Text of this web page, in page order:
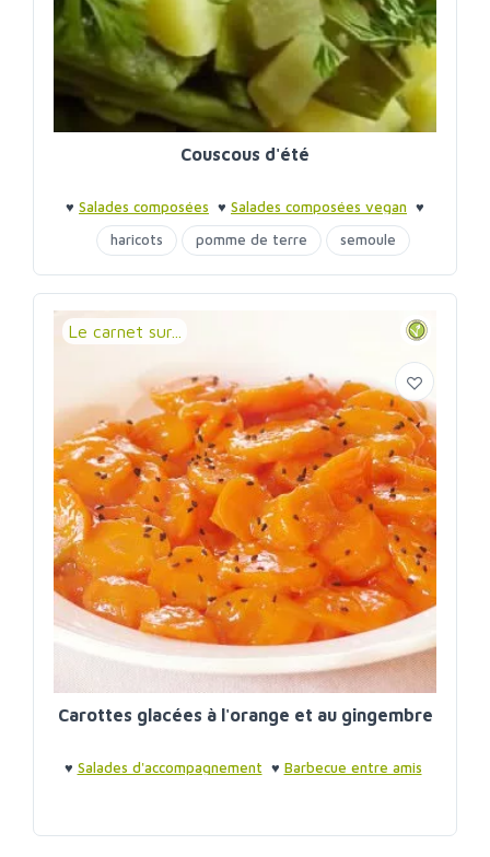
Couscous d'été
♥ Salades composées ♥ Salades composées vegan ♥
Barbecue entre amis
Barbecue entre amis
haricots pomme de terre semoule
Le carnet sur...
Carottes glacées à l'orange et au gingembre
♥ Salades d'accompagnement ♥ Barbecue entre amis